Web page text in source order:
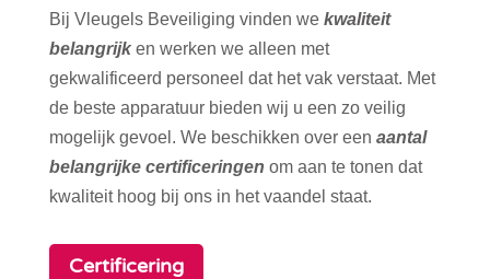
Bij Vleugels Beveiliging vinden we kwaliteit
belangrijk en werken we alleen met
gekwalificeerd personeel dat het vak verstaat. Met
de beste apparatuur bieden wij u een zo veilig
mogelijk gevoel. We beschikken over een aantal
belangrijke certificeringen om aan te tonen dat
kwaliteit hoog bij ons in het vaandel staat.
Certificering